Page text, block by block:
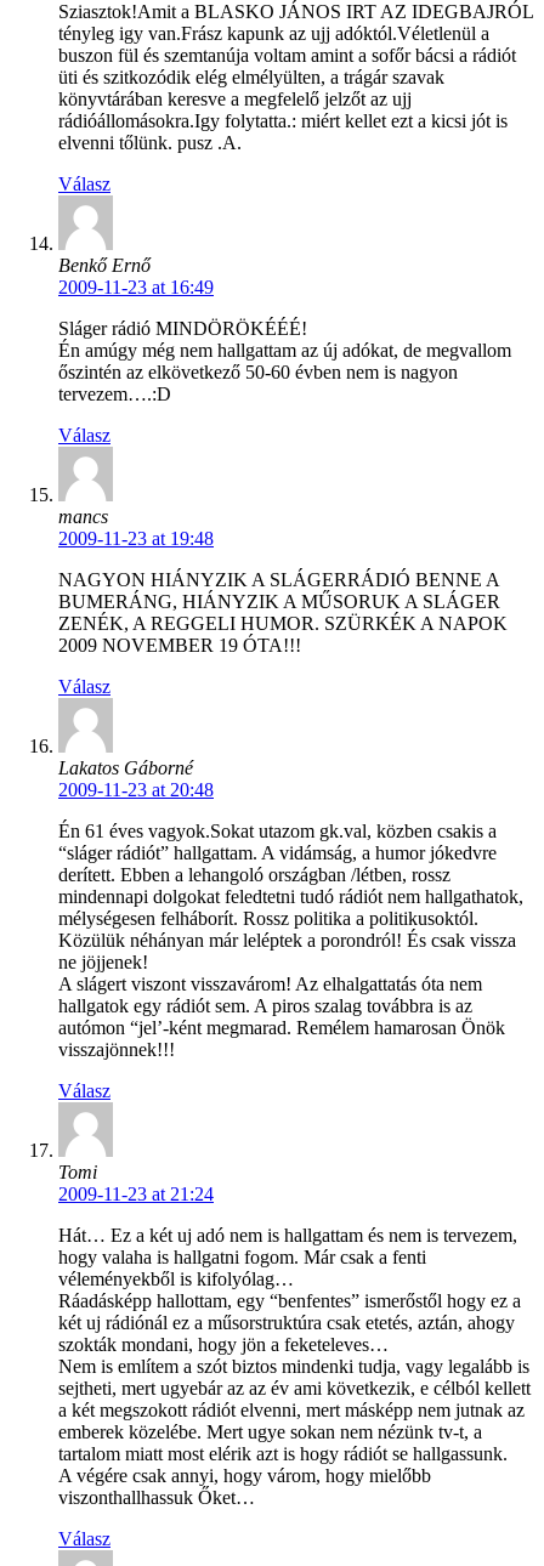
Sziasztok!Amit a BLASKO JÁNOS IRT AZ IDEGBAJRÓL
tényleg igy van.Frász kapunk az ujj adóktól.Véletlenül a
buszon fül és szemtanúja voltam amint a sofőr bácsi a rádiót
üti és szitkozódik elég elmélyülten, a trágár szavak
könyvtárában keresve a megfelelő jelzőt az ujj
rádióállomásokra.Igy folytatta.: miért kellet ezt a kicsi jót is
elvenni tőlünk. pusz .A.
Válasz
Benkő Ernő
2009-11-23 at 16:49
Sláger rádió MINDÖRÖKÉÉÉ!
Én amúgy még nem hallgattam az új adókat, de megvallom
őszintén az elkövetkező 50-60 évben nem is nagyon
tervezem….:D
Válasz
mancs
2009-11-23 at 19:48
NAGYON HIÁNYZIK A SLÁGERRÁDIÓ BENNE A
BUMERÁNG, HIÁNYZIK A MŰSORUK A SLÁGER
ZENÉK, A REGGELI HUMOR. SZÜRKÉK A NAPOK
2009 NOVEMBER 19 ÓTA!!!
Válasz
Lakatos Gáborné
2009-11-23 at 20:48
Én 61 éves vagyok.Sokat utazom gk.val, közben csakis a
“sláger rádiót” hallgattam. A vidámság, a humor jókedvre
derített. Ebben a lehangoló országban /létben, rossz
mindennapi dolgokat feledtetni tudó rádiót nem hallgathatok,
mélységesen felháborít. Rossz politika a politikusoktól.
Közülük néhányan már leléptek a porondról! És csak vissza
ne jöjjenek!
A slágert viszont visszavárom! Az elhalgattatás óta nem
hallgatok egy rádiót sem. A piros szalag továbbra is az
autómon “jel’-ként megmarad. Remélem hamarosan Önök
visszajönnek!!!
Válasz
Tomi
2009-11-23 at 21:24
Hát… Ez a két uj adó nem is hallgattam és nem is tervezem,
hogy valaha is hallgatni fogom. Már csak a fenti
véleményekből is kifolyólag…
Ráadásképp hallottam, egy “benfentes” ismerőstől hogy ez a
két uj rádiónál ez a műsorstruktúra csak etetés, aztán, ahogy
szokták mondani, hogy jön a feketeleves…
Nem is említem a szót biztos mindenki tudja, vagy legalább is
sejtheti, mert ugyebár az az év ami következik, e célból kellett
a két megszokott rádiót elvenni, mert másképp nem jutnak az
emberek közelébe. Mert ugye sokan nem nézünk tv-t, a
tartalom miatt most elérik azt is hogy rádiót se hallgassunk.
A végére csak annyi, hogy várom, hogy mielőbb
viszonthallhassuk Őket…
Válasz